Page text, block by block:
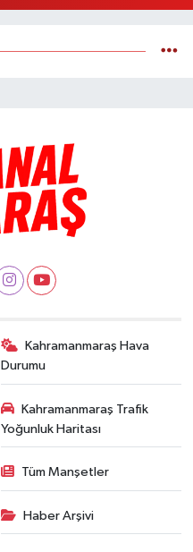
Kahramanmaraş Hava
Durumu
Kahramanmaraş Trafik
Yoğunluk Haritası
Tüm Manşetler
Haber Arşivi